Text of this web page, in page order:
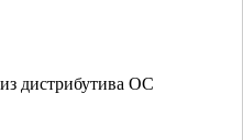
дистрибутива ОС